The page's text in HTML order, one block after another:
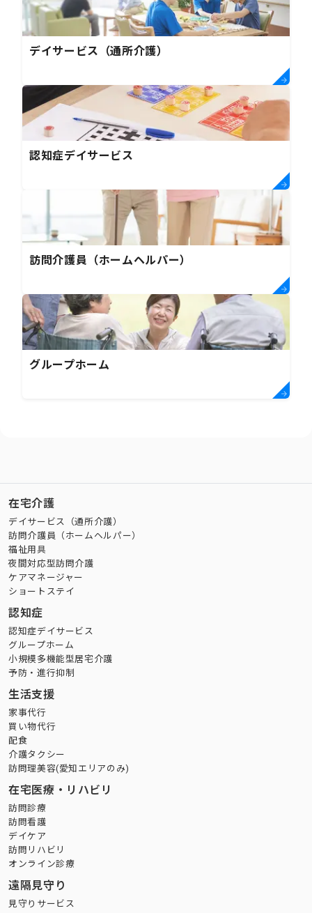
デイサービス（通所介護）
認知症デイサービス
訪問介護員（ホームヘルパー）
グループホーム
在宅介護
デイサービス（通所介護）
訪問介護員（ホームヘルパー）
福祉用具
夜間対応型訪問介護
ケアマネージャー
ショートステイ
認知症
認知症デイサービス
グループホーム
小規模多機能型居宅介護
予防・進行抑制
生活支援
家事代行
買い物代行
配食
介護タクシー
訪問理美容(愛知エリアのみ)
在宅医療・リハビリ
訪問診療
訪問看護
デイケア
訪問リハビリ
オンライン診療
遠隔見守り
見守りサービス